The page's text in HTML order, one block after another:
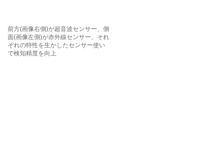
前方(画像右側)が超音波センサー、側
面(画像左側)が赤外線センサー、それ
ぞれの特性を生かしたセンサー使い
で検知精度を向上